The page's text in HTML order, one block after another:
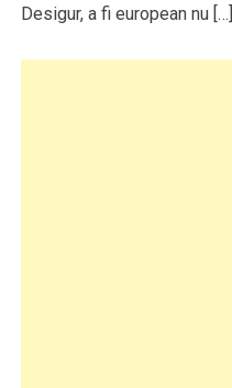
Desigur, a fi european nu […]